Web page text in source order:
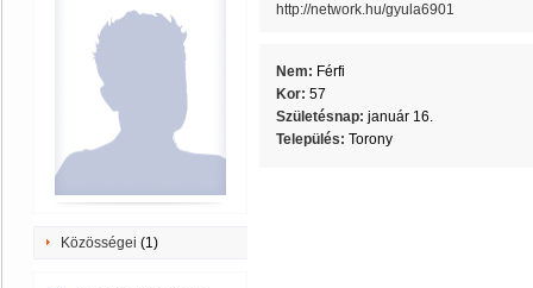
Közösségei (1)
http://network.hu/gyula6901
Nem: Férfi
Kor: 57
Születésnap: január 16.
Település: Torony